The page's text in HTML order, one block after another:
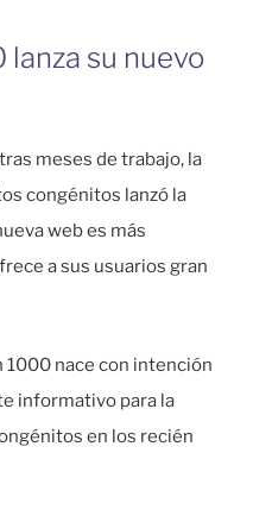
lanza su nuevo
meses de trabajo, la
congénitos lanzó la
web es más
a sus usuarios gran
1000 nace con intención
informativo para la
en los recién